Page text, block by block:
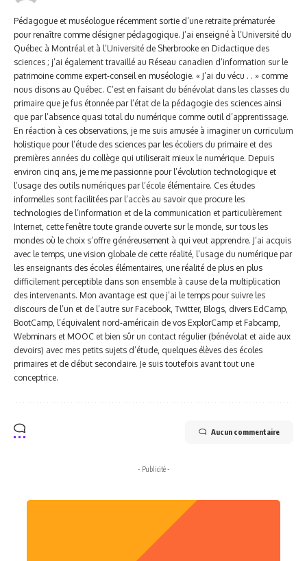
Pédagogue et muséologue récemment sortie d’une retraite prématurée
pour renaître comme désigner pédagogique. J’ai enseigné à l’Université du
Québec à Montréal et à l’Université de Sherbrooke en Didactique des
sciences ; j’ai également travaillé au Réseau canadien d’information sur le
patrimoine comme expert-conseil en muséologie. « J’ai du vécu . . » comme
nous disons au Québec. C’est en faisant du bénévolat dans les classes du
primaire que je fus étonnée par l’état de la pédagogie des sciences ainsi
que par l’absence quasi total du numérique comme outil d’apprentissage.
En réaction à ces observations, je me suis amusée à imaginer un curriculum
holistique pour l’étude des sciences par les écoliers du primaire et des
premières années du collège qui utiliserait mieux le numérique. Depuis
environ cinq ans, je me me passionne pour l’évolution technologique et
l’usage des outils numériques par l’école élémentaire. Ces études
informelles sont facilitées par l’accès au savoir que procure les
technologies de l’information et de la communication et particulièrement
Internet, cette fenêtre toute grande ouverte sur le monde, sur tous les
mondes où le choix s’offre généreusement à qui veut apprendre. J’ai acquis
avec le temps, une vision globale de cette réalité, l’usage du numérique par
les enseignants des écoles élémentaires, une réalité de plus en plus
difficilement perceptible dans son ensemble à cause de la multiplication
des intervenants. Mon avantage est que j’ai le temps pour suivre les
discours de l’un et de l’autre sur Facebook, Twitter, Blogs, divers EdCamp,
BootCamp, l’équivalent nord-américain de vos ExplorCamp et Fabcamp,
Webminars et MOOC et bien sûr un contact régulier (bénévolat et aide aux
devoirs) avec mes petits sujets d’étude, quelques élèves des écoles
primaires et de début secondaire. Je suis toutefois avant tout une
conceptrice.
Aucun commentaire
- Publicité -